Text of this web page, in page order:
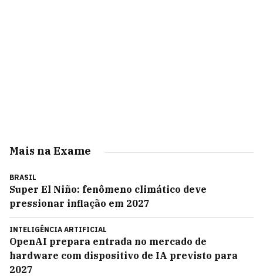
Mais na Exame
BRASIL
Super El Niño: fenômeno climático deve
pressionar inflação em 2027
INTELIGÊNCIA ARTIFICIAL
OpenAI prepara entrada no mercado de
hardware com dispositivo de IA previsto para
2027